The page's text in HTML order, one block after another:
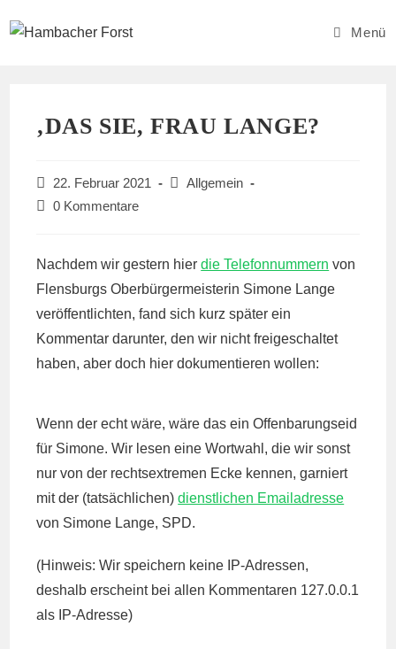
Inhalt
Menü
‚DAS SIE, FRAU LANGE?
Beitrag
veröffentlicht:
22. Februar 2021
Beitrags-
Allgemein
Beitrags-
0 Kommentare
Nachdem wir gestern hierdie Telefonnummern von
Flensburgs Oberbürgermeisterin Simone Lange
veröffentlichten, fand sich kurz später ein
Kommentar darunter, den wir nicht freigeschaltet
haben, aber doch hier dokumentieren wollen:
Wenn der echt wäre, wäre das ein Offenbarungseid
für Simone. Wir lesen eine Wortwahl, die wir sonst
nur von der rechtsextremen Ecke kennen, garniert
mit der (tatsächlichen)dienstlichen Emailadresse
von Simone Lange, SPD.
(Hinweis: Wir speichern keine IP-Adressen,
deshalb erscheint bei allen Kommentaren 127.0.0.1
als IP-Adresse)